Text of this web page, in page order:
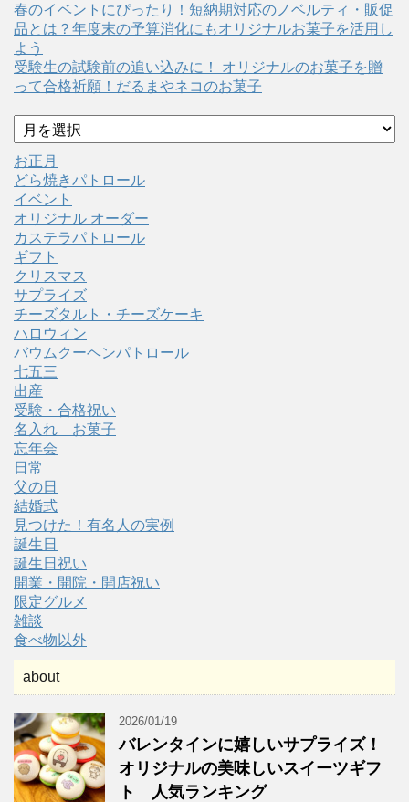
春のイベントにぴったり！短納期対応のノベルティ・販促
品とは？年度末の予算消化にもオリジナルお菓子を活用し
よう
受験生の試験前の追い込みに！ オリジナルのお菓子を贈
って合格祈願！だるまやネコのお菓子
ア
ー
カ
イ
ブ
お正月
どら焼きパトロール
イベント
オリジナル オーダー
カステラパトロール
ギフト
クリスマス
サプライズ
チーズタルト・チーズケーキ
ハロウィン
バウムクーヘンパトロール
七五三
出産
受験・合格祝い
名入れ お菓子
忘年会
日常
父の日
結婚式
見つけた！有名人の実例
誕生日
誕生日祝い
開業・開院・開店祝い
限定グルメ
雑談
食べ物以外
about
2026/01/19
バレンタインに嬉しいサプライズ！
オリジナルの美味しいスイーツギフ
ト 人気ランキング